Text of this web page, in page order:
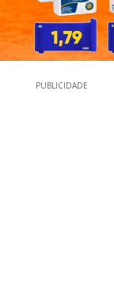
PUBLICIDADE